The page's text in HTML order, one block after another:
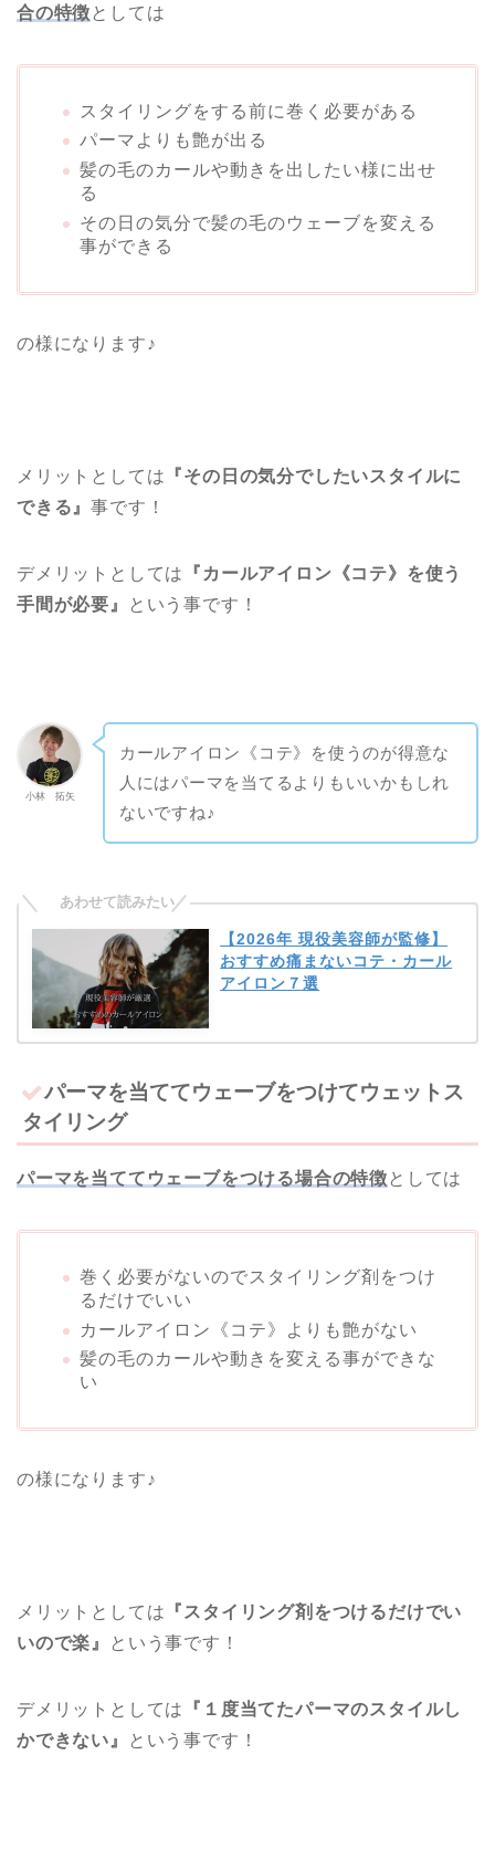
合の特徴 としては
スタイリングをする前に巻く必要がある
パーマよりも艶が出る
髪の毛のカールや動きを出したい様に出せ
る
その日の気分で髪の毛のウェーブを変える
事ができる
の様になります♪
メリットとしては 『その日の気分でしたいスタイルに
できる』事です！
デメリットとしては
『カールアイロン《コテ》を使う
手間が必要』
という事です！
小林 拓矢
カールアイロン《コテ》を使うのが得意な
人にはパーマを当てるよりもいいかもしれ
ないですね♪
【2026年 現役美容師が監修】
おすすめ痛まないコテ・カール
アイロン７選
パーマを当ててウェーブをつけてウェットス
タイリング
パーマを当ててウェーブをつける場合の特徴 としては
巻く必要がないのでスタイリング剤をつけ
るだけでいい
カールアイロン《コテ》よりも艶がない
髪の毛のカールや動きを変える事ができな
い
の様になります♪
メリットとしては 『スタイリング剤をつけるだけでい
いので楽』
という事です！
デメリットとしては
『１度当てたパーマのスタイルし
かできない』
という事です！